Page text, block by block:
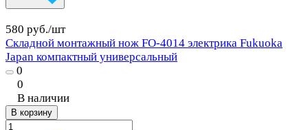
580 руб./шт
Складной монтажный нож FO-4014 электрика Fukuoka
Japan компактный универсальный
0
0
В наличии
В корзину